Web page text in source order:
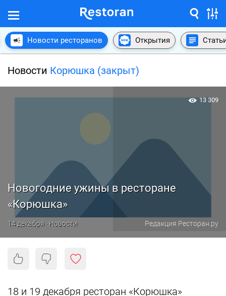
Новости ресторанов Открытия
Новости Корюшка (закрыт)
Новогодние ужины в ресторане
«Корюшка»
14 декабря · Новости Редакция Ресторан.ру
13 309
18 и 19 декабря ресторан «Корюшка»